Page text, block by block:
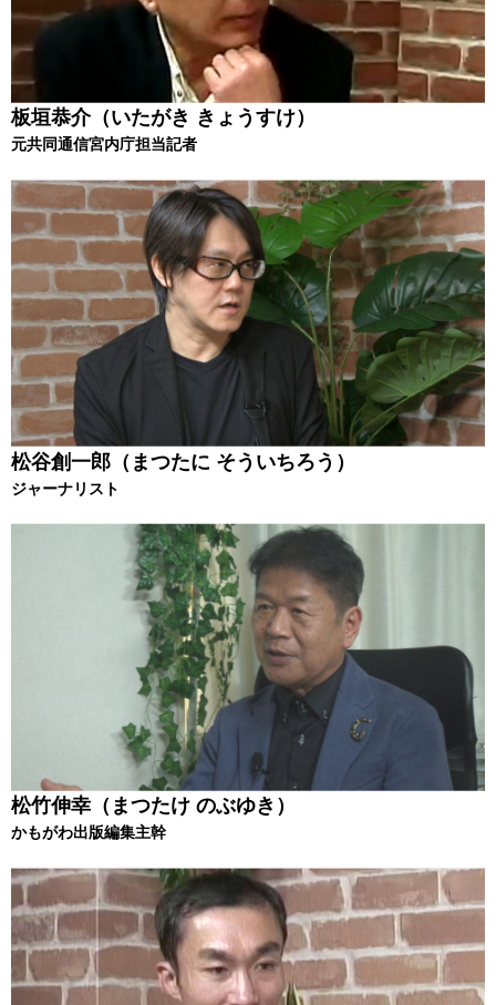
板垣恭介（いたがき きょうすけ）
元共同通信宮内庁担当記者
松谷創一郎（まつたに そういちろう）
ジャーナリスト
松竹伸幸（まつたけ のぶゆき）
かもがわ出版編集主幹